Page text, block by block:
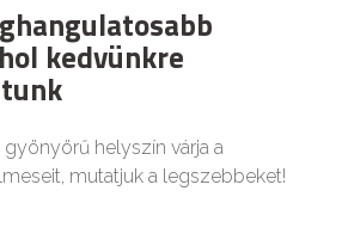
kedvünkre
helyszín várja a
mutatjuk a legszebbeket!